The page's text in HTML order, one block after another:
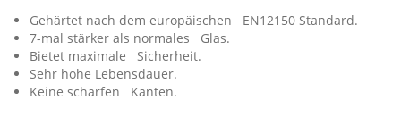
Gehärtet nach dem europäischen EN12150 Standard.
7-mal stärker als normales Glas.
Bietet maximale Sicherheit.
Sehr hohe Lebensdauer.
Keine scharfen Kanten.